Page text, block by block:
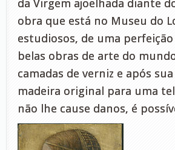
da Virgem ajoelhada diante
obra que está no Museu do
estudiosos, de uma
belas obras de arte do
camadas de verniz e após
madeira original para uma
não lhe cause danos, é